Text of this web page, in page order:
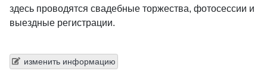
здесь проводятся свадебные торжества, фотосессии и
выездные регистрации.
изменить информацию